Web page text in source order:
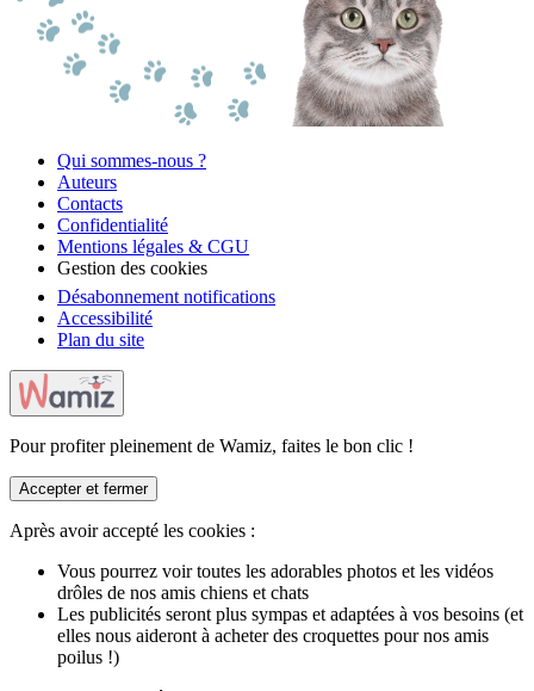
Qui sommes-nous ?
Auteurs
Contacts
Confidentialité
Mentions légales & CGU
Gestion des cookies
Désabonnement notifications
Accessibilité
Plan du site
Pour profiter pleinement de Wamiz, faites le bon clic !
Accepter et fermer
Après avoir accepté les cookies :
Vous pourrez voir toutes les adorables photos et les vidéos
drôles de nos amis chiens et chats
Les publicités seront plus sympas et adaptées à vos besoins (et
elles nous aideront à acheter des croquettes pour nos amis
poilus !)